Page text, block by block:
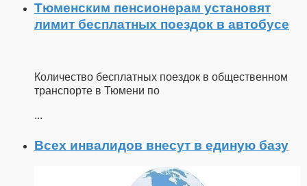
Тюменским пенсионерам установят
лимит бесплатных поездок в автобусе
Количество бесплатных поездок в общественном
транспорте в Тюмени по
...
Всех инвалидов внесут в единую базу